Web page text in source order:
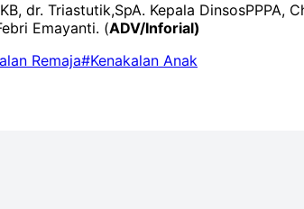
dr. Triastutik,SpA. Kepala DinsosPPPA,
Emayanti. (ADV/Inforial)
Remaja#Kenakalan Anak